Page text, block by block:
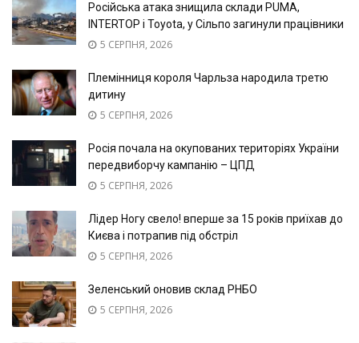
Російська атака знищила склади PUMA,
INTERTOP і Toyota, у Сільпо загинули працівники
5 СЕРПНЯ, 2026
Племінниця короля Чарльза народила третю
дитину
5 СЕРПНЯ, 2026
Росія почала на окупованих територіях України
передвиборчу кампанію – ЦПД
5 СЕРПНЯ, 2026
Лідер Ногу свело! вперше за 15 років приїхав до
Києва і потрапив під обстріл
5 СЕРПНЯ, 2026
Зеленський оновив склад РНБО
5 СЕРПНЯ, 2026